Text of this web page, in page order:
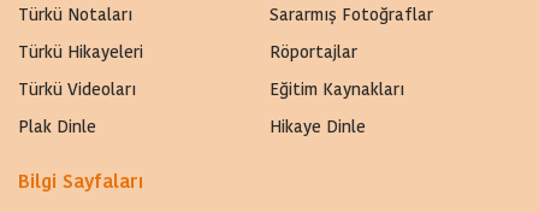
Türkü Notaları
Sararmış Fotoğraflar
Türkü Hikayeleri
Röportajlar
Türkü Videoları
Eğitim Kaynakları
Plak Dinle
Hikaye Dinle
Bilgi Sayfaları